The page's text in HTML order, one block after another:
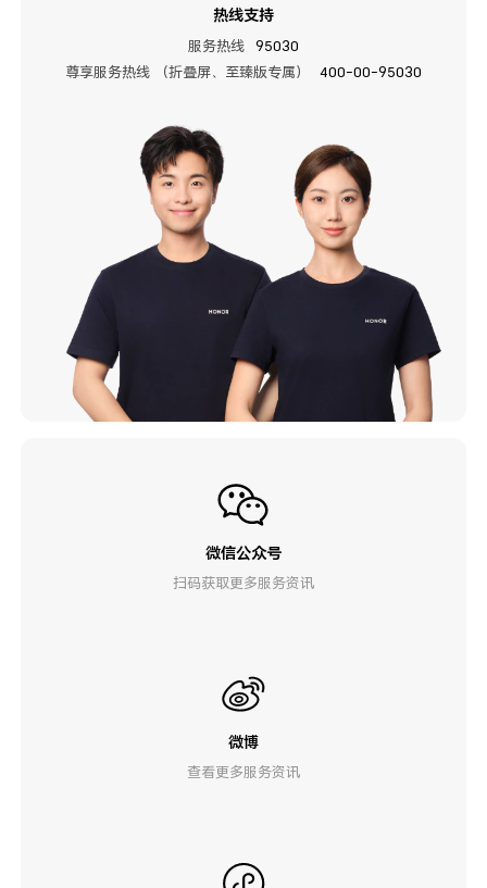
热线支持
服务热线
95030
尊享服务热线 （折叠屏、至臻版专属）
400-00-95030
微信公众号
扫码获取更多服务资讯
微博
查看更多服务资讯